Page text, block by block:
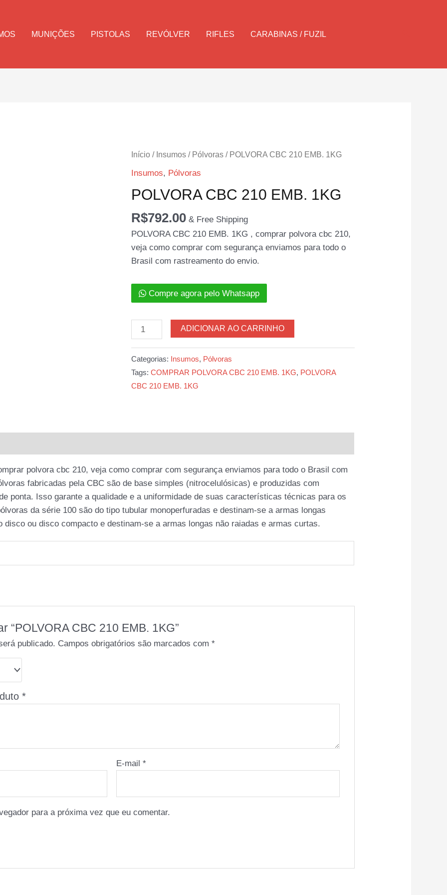
MUNIÇÕES PISTOLAS REVÓLVER RIFLES CARABINAS / FUZIL
Início/ Insumos/ Pólvoras/ POLVORA CBC 210 EMB. 1KG
Insumos, Pólvoras
POLVORA CBC 210 EMB. 1KG
R$792.00 & Free Shipping
POLVORA CBC 210 EMB. 1KG , comprar polvora cbc 210,
veja como comprar com segurança enviamos para todo o
Brasil com rastreamento do envio.
Compre agora pelo Whatsapp
POLVORA
CBC
EMB.
1KG
ADICIONAR AO CARRINHO
Categorias: Insumos, Pólvoras
Tags: COMPRAR POLVORA CBC 210 EMB. 1KG, POLVORA
CBC 210 EMB. 1KG
polvora cbc 210, veja como comprar com segurança enviamos para todo o Brasil com
fabricadas pela CBC são de base simples (nitrocelulósicas) e produzidas com
ponta. Isso garante a qualidade e a uniformidade de suas características técnicas para os
da série 100 são do tipo tubular monoperfuradas e destinam-se a armas longas
disco ou disco compacto e destinam-se a armas longas não raiadas e armas curtas.
“POLVORA CBC 210 EMB. 1KG”
publicado. Campos obrigatórios são marcados com *
*
E-mail*
para a próxima vez que eu comentar.